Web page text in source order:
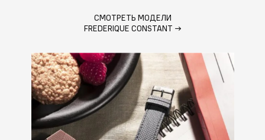
СМОТРЕТЬ МОДЕЛИ
FREDERIQUE CONSTANT →